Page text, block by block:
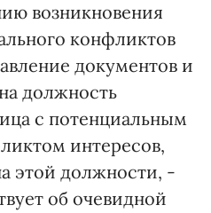
возникновения
конфликтов
документов и
должность
с потенциальным
интересов,
этой должности, -
об очевидной